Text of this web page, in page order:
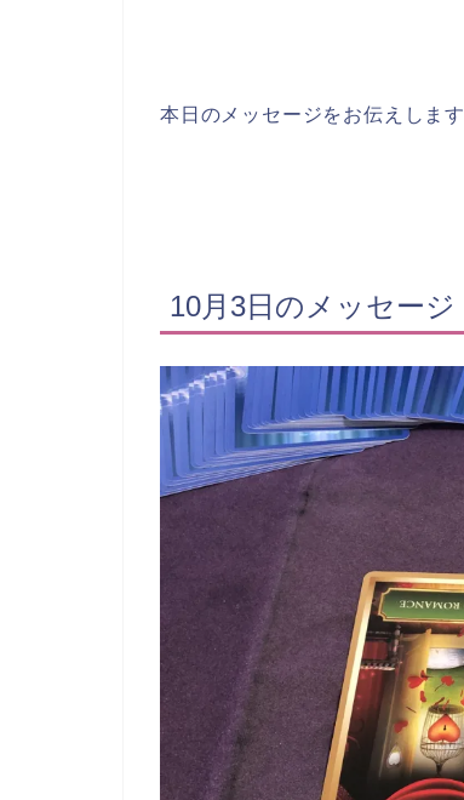
本日のメッセージをお伝えします
10月3日のメッセージ